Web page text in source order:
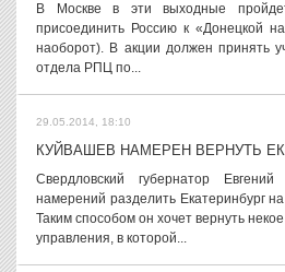
В Москве в эти выходные
присоединить Россию к «Донецкой
наоборот). В акции должен принять
отдела РПЦ по...
29.05.2014, 18:10
КУЙВАШЕВ НАМЕРЕН ВЕРНУТЬ
Свердловский губернатор
намерений разделить Екатеринбург
Таким способом он хочет вернуть
управления, в которой...